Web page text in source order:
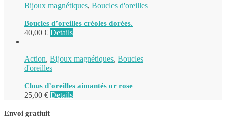
Bijoux magnétiques, Boucles d'oreilles
Boucles d’oreilles créoles dorées.
40,00 € Details
Action, Bijoux magnétiques, Boucles
d'oreilles
Clous d’oreilles aimantés or rose
25,00 € Details
Envoi gratiuit